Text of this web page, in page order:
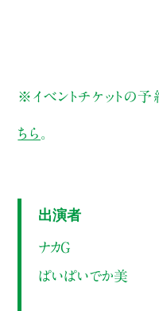
※イベントチケットの
ちら
出演者
ナカG
ぱいぱいでか美